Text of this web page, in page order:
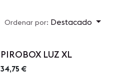
Ordenar por: Destacado
PIROBOX LUZ XL
34,75 €